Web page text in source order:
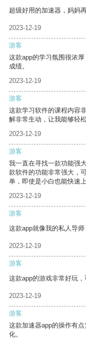
超级好用的加速器，妈妈
2023-12-19
游客
这款app的学习氛围很浓
成绩。
2023-12-19
游客
这款学习软件的课程内容
解非常生动，让我能够轻
2023-12-19
游客
我一直在寻找一款功能强
款软件的功能非常强大，
单，即使是小白也能快速上
2023-12-19
游客
这款app就像我的私人导师
2023-12-19
游客
这款app的游戏非常好玩，
2023-12-19
游客
这款加速器app的操作有
化。